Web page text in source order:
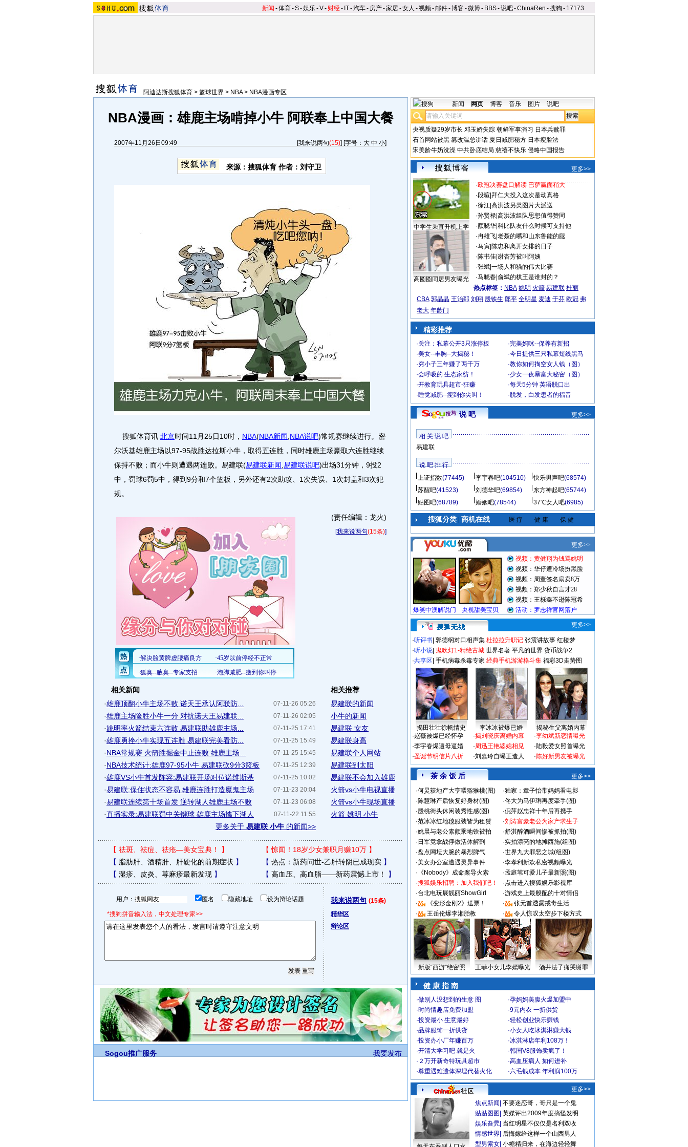
新闻 -体育-S-娱乐-V- 财经- IT-汽车- 房产-家居-女人 -视频-邮件-博客-微博- BBS-说吧-ChinaRen -搜狗 - 17173
阿迪达斯搜狐体育 > 篮球世界 > NBA> NBA漫画专区
NBA漫画：雄鹿主场啃掉小牛 阿联奉上中国大餐
2007年11月26日09:49 [我来说两句(15)] [字号： 大 中 小]
来源：搜狐体育 作者：刘守卫
搜狐体育讯 北京时间11月25日10时， NBA(NBA新闻 NBA说吧)常规赛继续进行。密
尔沃基雄鹿主场以97-95战胜达拉斯小牛，取得五连胜，同时雄鹿主场豪取六连胜继续
保持不败；而小牛则遭遇两连败。易建联(易建联新闻 易建联说吧)出场31分钟，9投2
中，罚球6罚5中，得到9分和7个篮板，另外还有2次助攻、1次失误、1次封盖和3次犯
规。
(责任编辑：龙火)
[我来说两句(15条)]
相关新闻
07-11-26 05:26
·雄鹿顶翻小牛主场不败 诺天王承认阿联防...
07-11-26 02:05
·雄鹿主场险胜小牛一分 对抗诺天王易建联...
07-11-25 17:41
·姚明率火箭结束六连败 易建联助雄鹿主场...
07-11-25 15:49
·雄鹿勇挫小牛实现五连胜 易建联完美看防...
07-11-25 15:45
·NBA常规赛 火箭胜掘金中止连败 雄鹿主场...
07-11-25 12:39
·NBA技术统计:雄鹿97-95小牛 易建联砍9分3篮板
07-11-25 10:02
·雄鹿VS小牛首发阵容:易建联开场对位诺维斯基
07-11-23 20:04
·易建联:保住状态不容易 雄鹿连胜打造魔鬼主场
07-11-23 06:08
·易建联连续第十场首发 逆转湖人雄鹿主场不败
07-11-22 11:55
·直播实录:易建联罚中关键球 雄鹿主场擒下湖人
更多关于 易建联 小牛 的新闻>>
相关推荐
易建联的新闻
小牛的新闻
易建联 女友
易建联身高
易建联个人网站
易建联到太阳
易建联不会加入雄鹿
火箭vs小牛电视直播
火箭vs小牛现场直播
火箭 姚明 小牛
【 祛斑、祛痘、祛疮—美女宝典！ 】 【惊闻！18岁少女兼职月赚10万】
【 脂肪肝、酒精肝、肝硬化的前期症状 】 【 热点：新药问世-乙肝转阴已成现实】
【 湿疹、皮炎、荨麻疹最新发现】 【 高血压、高血脂——新药震憾上市！ 】
用户： 匿名 隐藏地址 设为辩论话题
*搜狗拼音输入法，中文处理专家>>
我来说两句 (15条)
精华区
辩论区
我要发布
Sogou推广服务
新闻 网页 博客 音乐 图片 说吧
央视质疑29岁市长 邓玉娇失踪 朝鲜军事演习 日本兵赎罪
石首网站被黑 篡改温总讲话 夏日减肥秘方 日本瘦脸法
宋美龄牛奶洗澡 中共卧底结局 慈禧不快乐 侵略中国报告
更多>>
中学生乘直升机上学
高圆圆同居男友曝光
·欧冠决赛盘口解读 巴萨赢面稍大
·段暄 拜仁大投入这次是动真格
·徐江| 高洪波另类图片大派送
·孙贤禄| 高洪波组队思想值得赞同
·颜晓华| 科比队友什么时候可支持他
·冉雄飞| 老聂的嘴和山东鲁能的腿
·马寅| 陈忠和离开女排的日子
·陈书佳| 谢杏芳被叫阿姨
·张斌| 一场人和猫的伟大比赛
·马晓春| 俞斌的棋王是谁封的？
热点标签： NBA 姚明 火箭 易建联 杜丽
CBA 郭晶晶 王治郅 刘翔 殷铁生 郎平 全明星 麦迪 于芬 欧冠 弗
老大 年龄门
精彩推荐
·关注：私幕公开3只涨停板 ·完美妈咪--保养有新招
·美女--丰胸--大揭秘！ ·今日提供三只私幕短线黑马
·穷小子三年赚了两千万 ·教你如何掏空女人钱（图）
·会呼吸的 生态家纺！ ·少女一夜暴富大秘密（图）
·开教育玩具超市-狂赚 ·每天5分钟 英语脱口出
·睡觉减肥--瘦到你尖叫！ · 脱发，白发患者的福音
说 吧 更多>>
相 关 说 吧
易建联
说 吧 排 行
上证指数(77445) 李宇春吧(104510) 快乐男声吧(68574)
苏醒吧(41523) 刘德华吧(69854) 东方神起吧(65744)
贴图吧(68789) 婚姻吧(78544) 37℃女人吧(6985)
搜狐分类| 商机在线 医 疗 健 康 保 健
更多>>
·听评书 郭德纲对口相声集 杜拉拉升职记 张震讲故事 红楼梦
·听小说 鬼吹灯1-精绝古城 世界名著 平凡的世界 货币战争2
·共享区 手机病毒杀毒专家 经典手机游游格斗集 福彩3D走势图
揭田壮壮徐帆情史 李冰冰被爆已婚
揭秘生父离婚内幕
·赵薇被爆已经怀孕
·李宇春爆遭母逼婚
·圣诞节明信片八折
·揭刘晓庆离婚内幕
·周迅王艳婆媳相见
·刘嘉玲自曝正造人
·李幼斌新恋情曝光
·陆毅爱女照首曝光
·陈好新男友被曝光
茶 余 饭 后
更多>>
·何炅获地产大亨喂猕猴桃(图) ·独家：章子怡带妈妈看电影
·陈慧琳产后恢复好身材(图) ·佟大为马伊琍再度牵手(图)
·殷桃街头休闲装秀性感(图) ·倪萍赵忠祥十年后再携手
·范冰冰红地毯服装皆为租赁 ·刘涛富豪老公为家产求生子
·姚晨与老公素颜乘地铁被拍 ·舒淇醉酒瞬间惨被抓拍(图)
· 日军竟拿战俘做活体解剖 ·实拍漂亮的地摊西施(组图)
·盘点网坛大腕的暴烈脾气 ·世界九大罪恶之城(组图)
·美女办公室遭遇灵异事件 ·李孝利新欢私密视频曝光
· 《Nobody》成命案导火索 ·孟庭苇可爱儿子最新照(图)
·搜狐娱乐招聘：加入我们吧！ ·点击进入搜狐娱乐影视库
·台北电玩展靓丽ShowGirl ·游戏史上最般配的十对情侣
·
《变形金刚2》送票！ ·
张元首透露戒毒生活
·
王岳伦爆李湘胎教 · 令人惊叹太空步下楼方式
新版“西游”绝密照 王菲小女儿李嫣曝光 酒井法子痛哭谢罪
健 康 指 南
·做别人没想到的生意 图 ·孕妈妈美腹火爆加盟中
·时尚情趣店免费加盟 ·9元内衣 一折供货
·投资最小 生意最好 ·轻松创业快乐赚钱
·品牌服饰一折供货 ·小女人吃冰淇淋赚大钱
·投资办小厂年赚百万 ·冰淇淋店年利108万！
·开清大学习吧 就是火 ·韩国V8服饰卖疯了！
· ２万开新奇特玩具超市 ·高血压病人 如何进补
·尊重遇难遗体深埋代替火化 ·六毛钱成本 年利润100万
更多>>
焦点新闻 不要迷恋哥，哥只是一个鬼
贴贴图图 英媒评出2009年度搞怪发明
娱乐旮旯 当红明星不仅仅是名利双收
情感世界 后悔嫁给这样一个山西男人
型男索女 小糖精归来，在海边轻轻舞